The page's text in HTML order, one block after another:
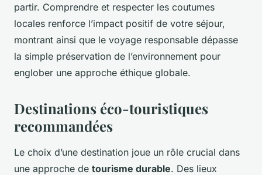
partir. Comprendre et respecter les coutumes
locales renforce l’impact positif de votre séjour,
montrant ainsi que le voyage responsable dépasse
la simple préservation de l’environnement pour
englober une approche éthique globale.
Destinations éco-touristiques
recommandées
Le choix d’une destination joue un rôle crucial dans
une approche de tourisme durable. Des lieux